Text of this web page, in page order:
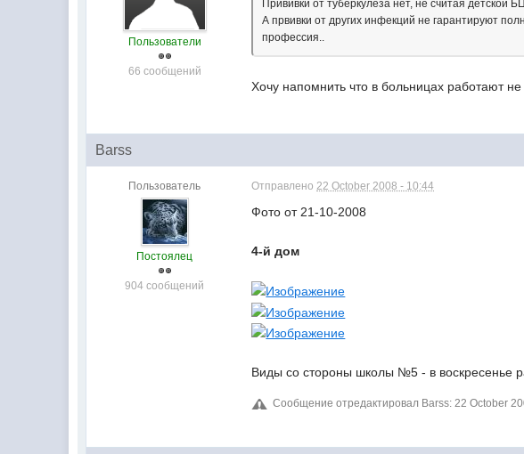
Пользователи
66 сообщений
Прививки от туберкулеза нет, не считая детской
А првивки от других инфекций не гарантируют
профессия..
Хочу напомнить что в больницах работают не
Barss
Пользователь
Постоялец
904 сообщений
Отправлено22 October 2008 - 10:44
Фото от 21-10-2008
4-й дом
Виды со стороны школы №5 - в воскресенье
Сообщение отредактировал Barss: 22 October